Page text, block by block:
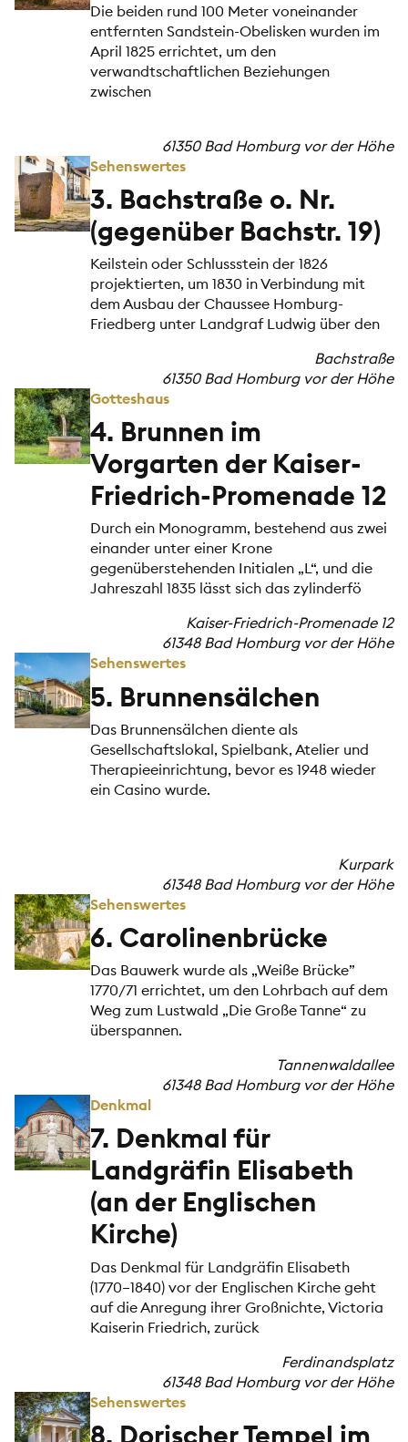
Die beiden rund 100 Meter voneinander
entfernten Sandstein-Obelisken wurden im
April 1825 errichtet, um den
verwandtschaftlichen Beziehungen
zwischen
61350 Bad Homburg vor der Höhe
Sehenswertes
3. Bachstraße o. Nr.
(gegenüber Bachstr. 19)
Keilstein oder Schlussstein der 1826
projektierten, um 1830 in Verbindung mit
dem Ausbau der Chaussee Homburg-
Friedberg unter Landgraf Ludwig über den
Bachstraße
61350 Bad Homburg vor der Höhe
Gotteshaus
4. Brunnen im
Vorgarten der Kaiser-
Friedrich-Promenade 12
Durch ein Monogramm, bestehend aus zwei
einander unter einer Krone
gegenüberstehenden Initialen „L“, und die
Jahreszahl 1835 lässt sich das zylinderfö
Kaiser-Friedrich-Promenade 12
61348 Bad Homburg vor der Höhe
Sehenswertes
5. Brunnensälchen
Das Brunnensälchen diente als
Gesellschaftslokal, Spielbank, Atelier und
Therapieeinrichtung, bevor es 1948 wieder
ein Casino wurde.
Kurpark
61348 Bad Homburg vor der Höhe
Sehenswertes
6. Carolinenbrücke
Das Bauwerk wurde als „Weiße Brücke”
1770/71 errichtet, um den Lohrbach auf dem
Weg zum Lustwald „Die Große Tanne“ zu
überspannen.
Tannenwaldallee
61348 Bad Homburg vor der Höhe
Denkmal
7. Denkmal für
Landgräfin Elisabeth
(an der Englischen
Kirche)
Das Denkmal für Landgräfin Elisabeth
(1770–1840) vor der Englischen Kirche geht
auf die Anregung ihrer Großnichte, Victoria
Kaiserin Friedrich, zurück
Ferdinandsplatz
61348 Bad Homburg vor der Höhe
Sehenswertes
8. Dorischer Tempel im